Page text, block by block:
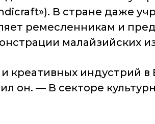
В стране даже
ремесленникам и
малайзийских
и креативных индустрий
он. — В секторе